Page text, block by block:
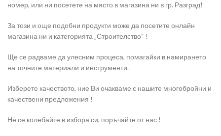
номер, или ни посетете на място в магазина ни в гр. Разград!
За този и още подобни продукти може да посетите онлайн
магазина ни и категорията „Строителство“ !
Ще се радваме да улесним процеса, помагайки в намирането
на точните материали и инструменти.
Изберете качеството, ние Ви очакваме с нашите многобройни и
качествени предложения !
Не се колебайте в избора си, поръчайте от нас !